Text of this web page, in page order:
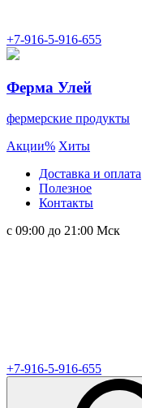
+7-916-5-916-655
Ферма Улей
фермерские продукты
Акции% Хиты
Доставка и оплата
Полезное
Контакты
с 09:00 до 21:00 Мск
+7-916-5-916-655